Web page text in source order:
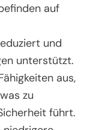
auf
und
unterstützt.
aus,
zu
führt.